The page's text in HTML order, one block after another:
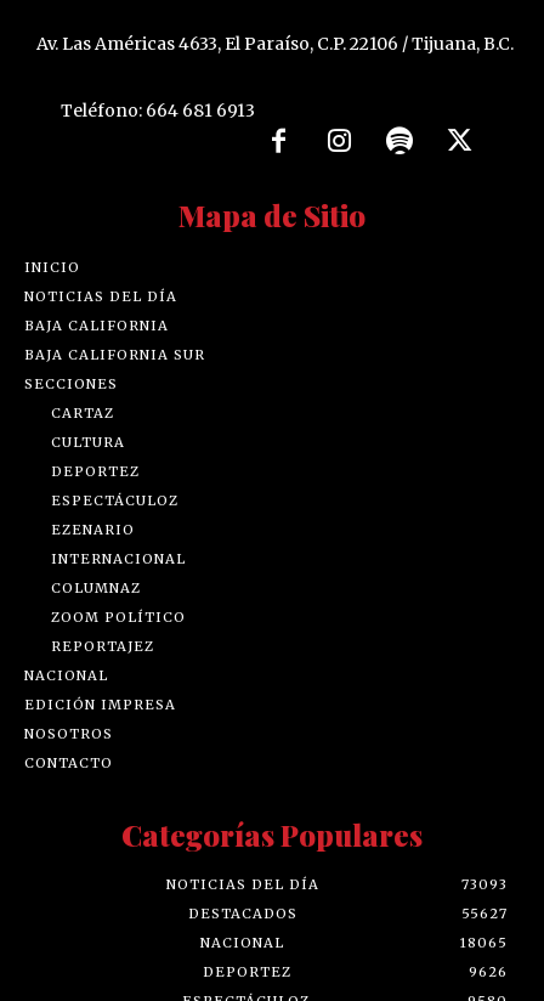
Av. Las Américas 4633, El Paraíso, C.P. 22106 / Tijuana, B.C.
Teléfono: 664 681 6913
Mapa de Sitio
INICIO
NOTICIAS DEL DÍA
BAJA CALIFORNIA
BAJA CALIFORNIA SUR
SECCIONES
CARTAZ
CULTURA
DEPORTEZ
ESPECTÁCULOZ
EZENARIO
INTERNACIONAL
COLUMNAZ
ZOOM POLÍTICO
REPORTAJEZ
NACIONAL
EDICIÓN IMPRESA
NOSOTROS
CONTACTO
Categorías Populares
NOTICIAS DEL DÍA
73093
DESTACADOS
55627
NACIONAL
18065
DEPORTEZ
9626